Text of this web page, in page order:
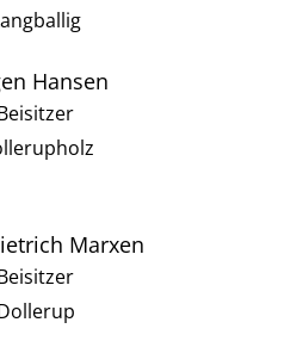
Hansen
Marxen